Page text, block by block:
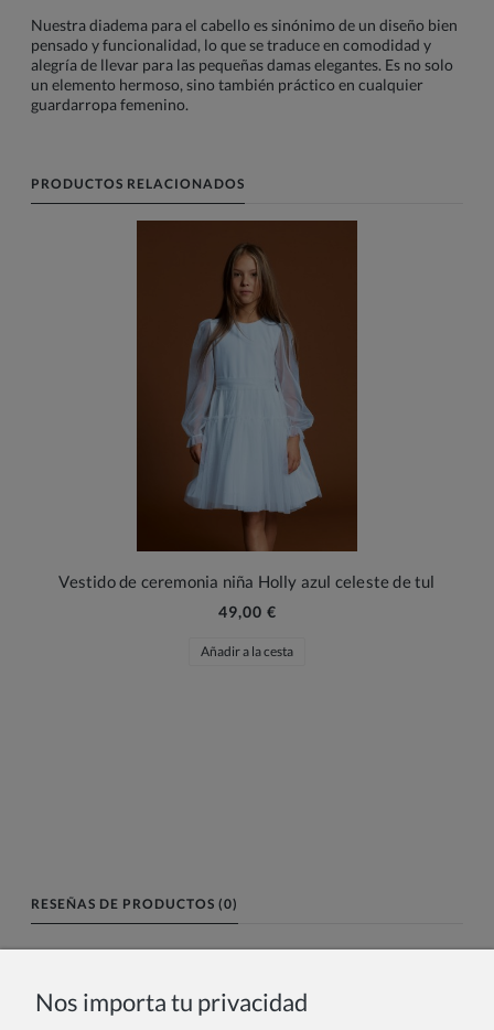
Nuestra diadema para el cabello es sinónimo de un diseño bien
pensado y funcionalidad, lo que se traduce en comodidad y
alegría de llevar para las pequeñas damas elegantes. Es no solo
un elemento hermoso, sino también práctico en cualquier
guardarropa femenino.
PRODUCTOS RELACIONADOS
Vestido de ceremonia niña Holly azul celeste de tul
49,00 €
Añadir a la cesta
RESEÑAS DE PRODUCTOS (0)
Nos importa tu privacidad